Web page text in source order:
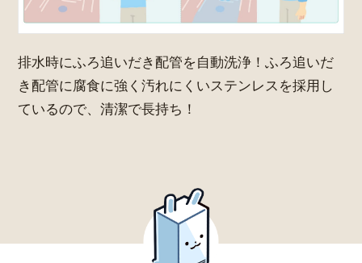
排水時にふろ追いだき配管を自動洗浄！ふろ追いだ
き配管に腐食に強く汚れにくいステンレスを採用し
ているので、清潔で長持ち！